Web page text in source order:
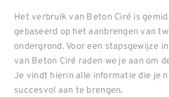
Het verbruik van Beton Ciré is
gebaseerd op het aanbrengen van
ondergrond. Voor een stapsgewijze
van Beton Ciré raden we je aan om
Je vindt hierin alle informatie die je
succesvol aan te brengen.